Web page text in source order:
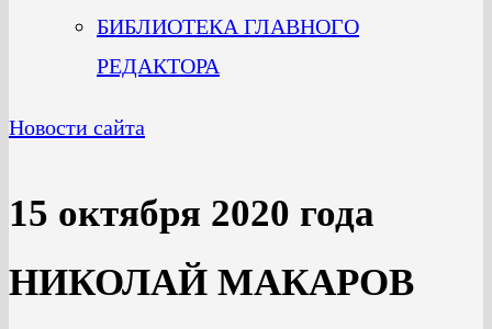
БИБЛИОТЕКА ГЛАВНОГО
РЕДАКТОРА
Новости сайта
15 октября 2020 года
НИКОЛАЙ МАКАРОВ